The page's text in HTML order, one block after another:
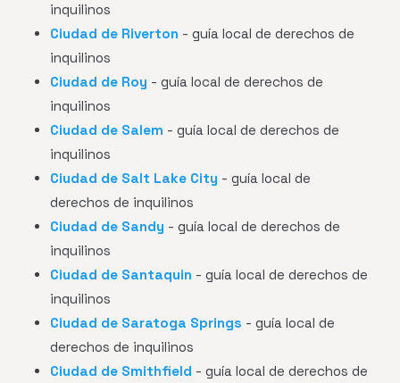
inquilinos
Ciudad de Riverton - guía local de derechos de
inquilinos
Ciudad de Roy - guía local de derechos de
inquilinos
Ciudad de Salem - guía local de derechos de
inquilinos
Ciudad de Salt Lake City - guía local de
derechos de inquilinos
Ciudad de Sandy - guía local de derechos de
inquilinos
Ciudad de Santaquin - guía local de derechos de
inquilinos
Ciudad de Saratoga Springs - guía local de
derechos de inquilinos
Ciudad de Smithfield - guía local de derechos de